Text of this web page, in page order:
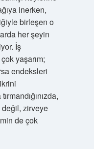
inerken,
birleşen o
her şeyin
İş
yaşarım;
endeksleri
zirveye
de çok